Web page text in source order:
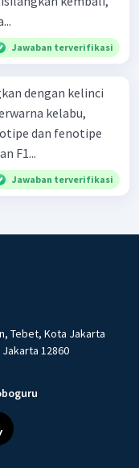
Jawaban terverifikasi
dengan kelinci
F1...
Jawaban terverifikasi
Tebet, Kota Jakarta
12860